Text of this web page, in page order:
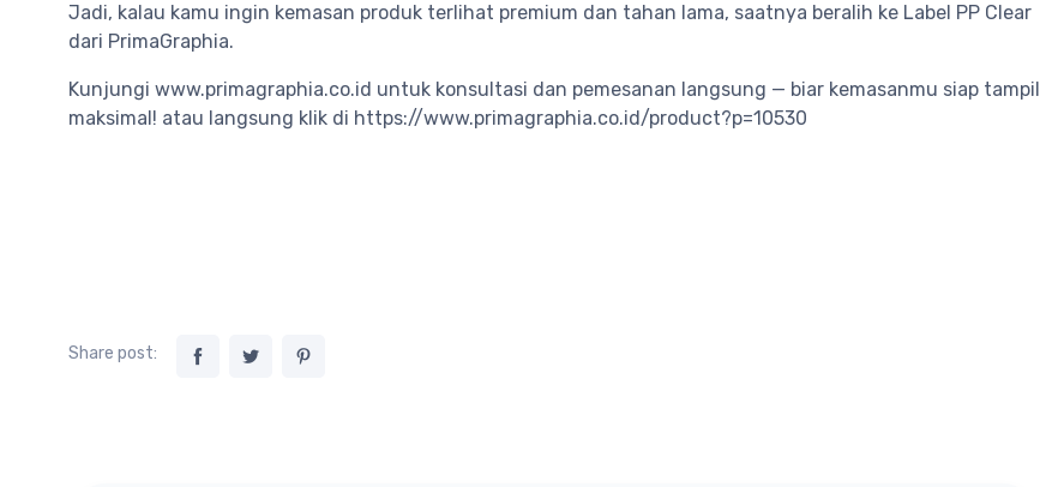
Jadi, kalau kamu ingin kemasan produk terlihat premium dan tahan lama, saatnya beralih ke Label PP Clear
dari PrimaGraphia.
Kunjungi www.primagraphia.co.id untuk konsultasi dan pemesanan langsung — biar kemasanmu siap tampil
maksimal! atau langsung klik di https://www.primagraphia.co.id/product?p=10530
Share post: